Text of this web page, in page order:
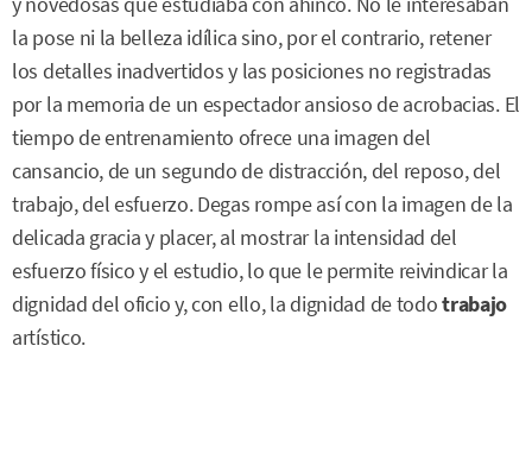
la pose ni la belleza idílica sino, por el contrario, retener
los detalles inadvertidos y las posiciones no registradas
por la memoria de un espectador ansioso de acrobacias. El
tiempo de entrenamiento ofrece una imagen del
cansancio, de un segundo de distracción, del reposo, del
trabajo, del esfuerzo. Degas rompe así con la imagen de la
delicada gracia y placer, al mostrar la intensidad del
esfuerzo físico y el estudio, lo que le permite reivindicar la
dignidad del oficio y, con ello, la dignidad de todotrabajo
artístico.